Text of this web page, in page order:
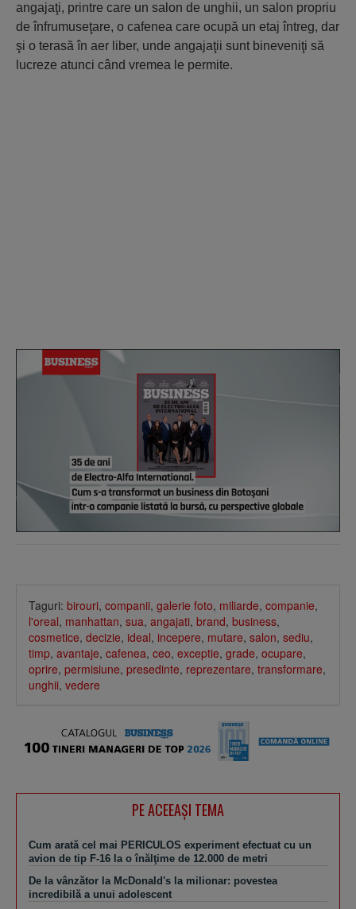
angajaţi, printre care un salon de unghii, un salon propriu
de înfrumuseţare, o cafenea care ocupă un etaj întreg, dar
şi o terasă în aer liber, unde angajaţii sunt bineveniţi să
lucreze atunci când vremea le permite.
Taguri: birouri, companii, galerie foto, miliarde, companie,
l'oreal, manhattan, sua, angajati, brand, business,
cosmetice, decizie, ideal, incepere, mutare, salon, sediu,
timp, avantaje, cafenea, ceo, exceptie, grade, ocupare,
oprire, permisiune, presedinte, reprezentare, transformare,
unghii, vedere
PE ACEEAŞI TEMA
Cum arată cel mai PERICULOS experiment efectuat cu un
avion de tip F-16 la o înălţime de 12.000 de metri
De la vânzător la McDonald's la milionar: povestea
incredibilă a unui adolescent